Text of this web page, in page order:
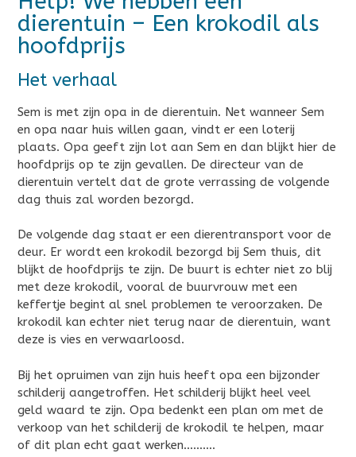
dierentuin – Een krokodil als
hoofdprijs
Het verhaal
Sem is met zijn opa in de dierentuin. Net wanneer Sem
en opa naar huis willen gaan, vindt er een loterij
plaats. Opa geeft zijn lot aan Sem en dan blijkt hier de
hoofdprijs op te zijn gevallen. De directeur van de
dierentuin vertelt dat de grote verrassing de volgende
dag thuis zal worden bezorgd.
De volgende dag staat er een dierentransport voor de
deur. Er wordt een krokodil bezorgd bij Sem thuis, dit
blijkt de hoofdprijs te zijn. De buurt is echter niet zo blij
met deze krokodil, vooral de buurvrouw met een
keffertje begint al snel problemen te veroorzaken. De
krokodil kan echter niet terug naar de dierentuin, want
deze is vies en verwaarloosd.
Bij het opruimen van zijn huis heeft opa een bijzonder
schilderij aangetroffen. Het schilderij blijkt heel veel
geld waard te zijn. Opa bedenkt een plan om met de
verkoop van het schilderij de krokodil te helpen, maar
of dit plan echt gaat werken……….